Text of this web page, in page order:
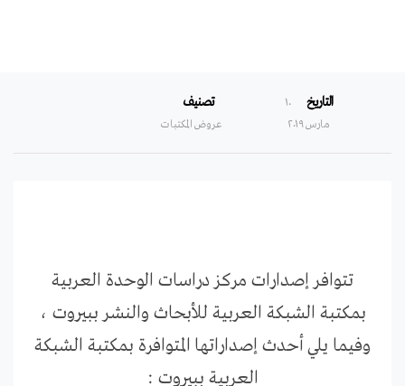
التاريخ
۱۰
مارس ۲۰۱۹
تصنيف
عروض المكتبات
تتوافر إصدارات مركز دراسات الوحدة العربية
بمكتبة الشبكة العربية للأبحاث والنشر ببيروت ،
وفيما يلي أحدث إصداراتها المتوافرة بمكتبة الشبكة
العربية ببيروت :